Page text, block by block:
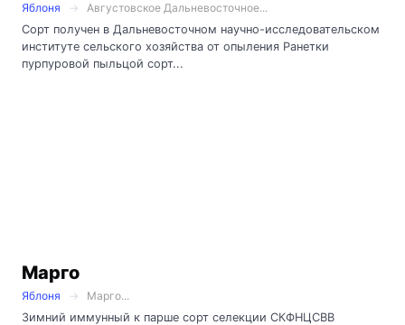
Яблоня
Августовское Дальневосточное...
Сорт получен в Дальневосточном научно-исследовательском
институте сельского хозяйства от опыления Ранетки
пурпуровой пыльцой сорт...
Марго
Яблоня
Марго...
Зимний иммунный к парше сорт селекции СКФНЦСВВ